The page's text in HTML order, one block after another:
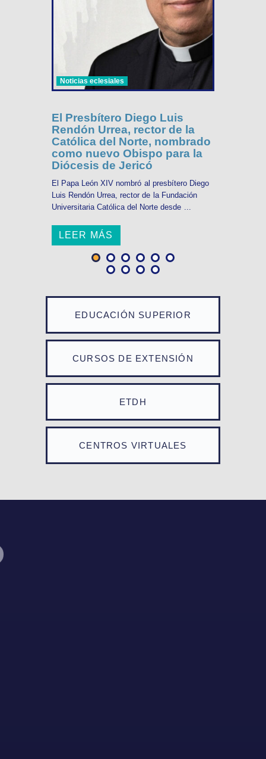
EDUCACIÓN SUPERIOR
CURSOS DE EXTENSIÓN
ETDH
CENTROS VIRTUALES
Noticias eclesiales
El Presbítero Diego Luis
Rendón Urrea, rector de la
Católica del Norte, nombrado
como nuevo Obispo para la
Diócesis de Jericó
El Papa León XIV nombró al presbítero Diego
Luis Rendón Urrea, rector de la Fundación
Universitaria Católica del Norte desde ...
LEER MÁS